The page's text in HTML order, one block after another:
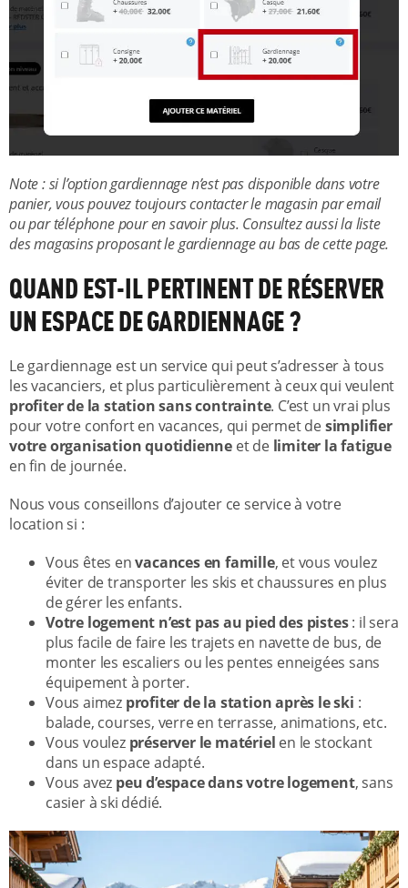
Note : si l’option gardiennage n’est pas disponible dans votre
panier, vous pouvez toujours contacter le magasin par email
ou par téléphone pour en savoir plus. Consultez aussi la liste
des magasins proposant le gardiennage au bas de cette page.
QUAND EST-IL PERTINENT DE RÉSERVER
UN ESPACE DE GARDIENNAGE ?
Le gardiennage est un service qui peut s’adresser à tous
les vacanciers, et plus particulièrement à ceux qui veulent
profiter de la station sans contrainte. C’est un vrai plus
pour votre confort en vacances, qui permet desimplifier
votre organisation quotidienne et de limiter la fatigue
en fin de journée.
Nous vous conseillons d’ajouter ce service à votre
location si :
Vous êtes envacances en famille, et vous voulez
éviter de transporter les skis et chaussures en plus
de gérer les enfants.
Votre logement n’est pas au pied des pistes: il sera
plus facile de faire les trajets en navette de bus, de
monter les escaliers ou les pentes enneigées sans
équipement à porter.
Vous aimez profiter de la station après le ski :
balade, courses, verre en terrasse, animations, etc.
Vous voulez préserver le matériel en le stockant
dans un espace adapté.
Vous avez peu d’espace dans votre logement, sans
casier à ski dédié.